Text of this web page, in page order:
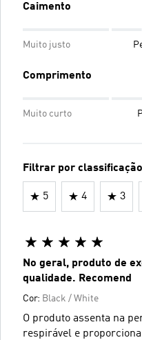
Caimento
Muito justo
Comprimento
Muito curto
Filtrar por classificação
5 4 3
No geral, produto de
qualidade. Recomend
Cor: Black / White
O produto assenta na
respirável e